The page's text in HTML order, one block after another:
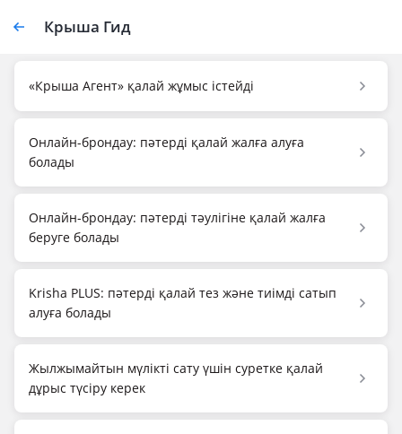
Крыша Гид
«Крыша Агент» қалай жұмыс істейді
Онлайн-брондау: пәтерді қалай жалға алуға
болады
Онлайн-брондау: пәтерді тәулігіне қалай жалға
беруге болады
Krisha PLUS: пәтерді қалай тез және тиімді сатып
алуға болады
Жылжымайтын мүлікті сату үшін суретке қалай
дұрыс түсіру керек